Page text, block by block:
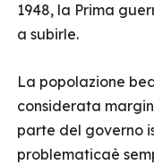
1948, la Prima
a subirle.
La popolazione
considerata
parte del governo
problematicaè